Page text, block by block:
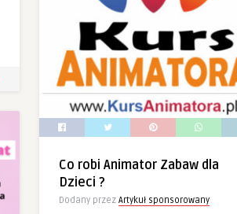
Co robi Animator Zabaw dla
Dzieci ?
Dodany przez Artykuł sponsorowany